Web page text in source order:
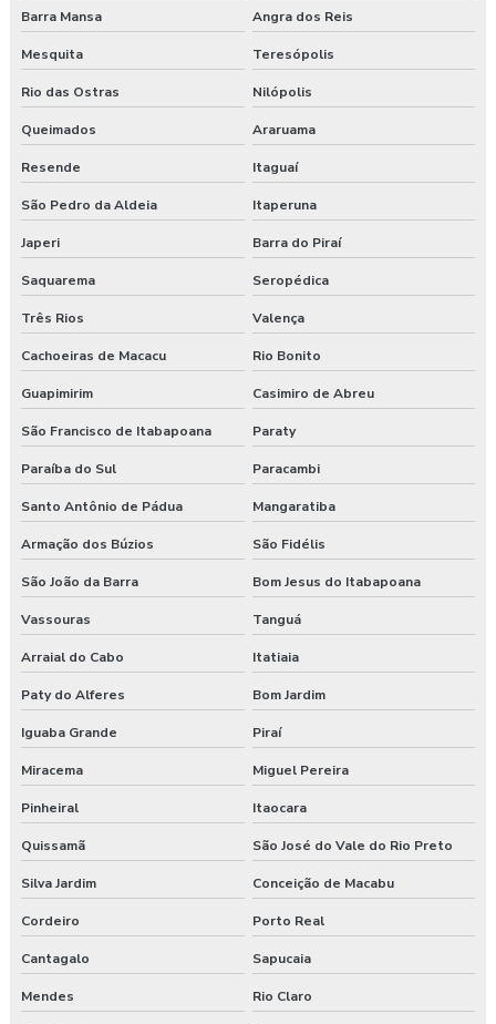
Consultoria segurança do trabalho
Consultoria segurança do trabalho curitiba
Consultoria segurança do trabalho guarapuava
Consultoria em segurança do trabalho e meio ambiente
Consultoria e segurança no trabalho
Curso esocial para segurança do trabalho
Curso de nr 17
Curso nr 31
Empresa de consultoria em saúde e segurança do trabalho
Empresa de consultoria segurança do trabalho
Empresa de consultoria técnico de segurança do trabalho
Empresa de exame admissional
Empresa de exame demissional
Empresa de higiene ocupacional
Empresa de prestação de serviços de segurança do trabalho
Empresa prestadora de serviços de segurança do trabalho
Empresa que faz exame admissional
Empresa que faz pgr
Barra Mansa Angra dos Reis
Mesquita Teresópolis
Rio das Ostras Nilópolis
Queimados Araruama
Resende Itaguaí
São Pedro da Aldeia Itaperuna
Japeri Barra do Piraí
Saquarema Seropédica
Três Rios Valença
Cachoeiras de Macacu Rio Bonito
Guapimirim Casimiro de Abreu
São Francisco de Itabapoana Paraty
Paraíba do Sul Paracambi
Santo Antônio de Pádua Mangaratiba
Armação dos Búzios São Fidélis
São João da Barra Bom Jesus do Itabapoana
Vassouras Tanguá
Arraial do Cabo Itatiaia
Paty do Alferes Bom Jardim
Iguaba Grande Piraí
Miracema Miguel Pereira
Pinheiral Itaocara
Quissamã São José do Vale do Rio Preto
Silva Jardim Conceição de Macabu
Cordeiro Porto Real
Cantagalo Sapucaia
Mendes Rio Claro